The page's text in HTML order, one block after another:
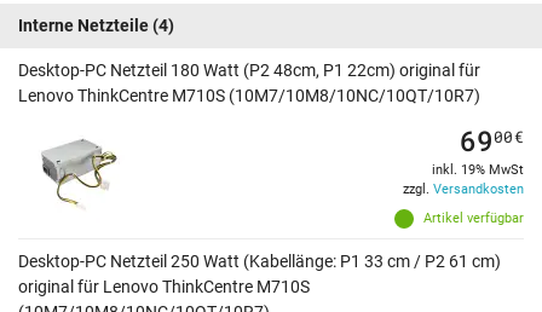
Interne Netzteile(4)
Desktop-PC Netzteil 180 Watt (P2 48cm, P1 22cm) original für
Lenovo ThinkCentre M710S (10M7/10M8/10NC/10QT/10R7)
Artikel verfügbar
6900€
inkl. 19% MwSt
zzgl. Versandkosten
Desktop-PC Netzteil 250 Watt (Kabellänge: P1 33 cm / P2 61 cm)
original für Lenovo ThinkCentre M710S